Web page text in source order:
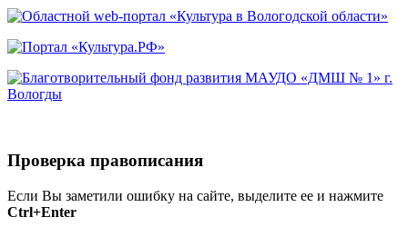
Проверка правописания
Если Вы заметили ошибку на сайте, выделите ее и нажмите
Ctrl+Enter